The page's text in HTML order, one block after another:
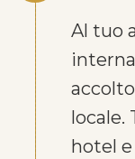
Al tuo
locale.
hotel